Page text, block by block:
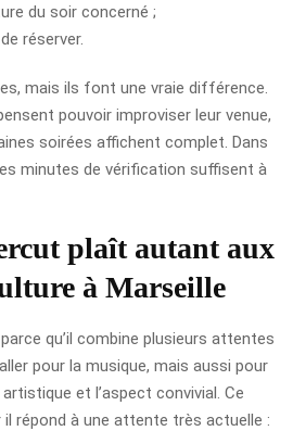
du soir concerné ;
réserver.
mais ils font une vraie différence.
pouvoir improviser leur venue,
soirées affichent complet. Dans
minutes de vérification suffisent à
plaît autant aux
à Marseille
qu’il combine plusieurs attentes
pour la musique, mais aussi pour
et l’aspect convivial. Ce
répond à une attente très actuelle :